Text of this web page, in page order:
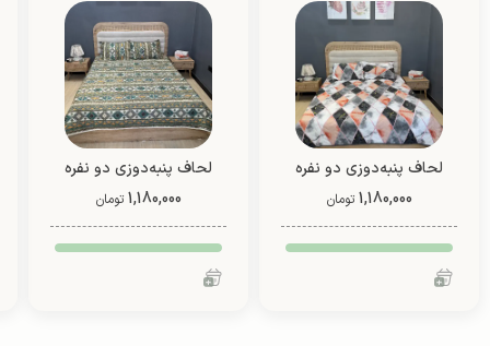
لحاف پنبه‌دوزی دو نفره
دو رو (طرح 7)
1,180,000 تومان
لحاف پنبه‌دوزی دو نفره
دو رو (طرح 1)
1,180,000 تومان